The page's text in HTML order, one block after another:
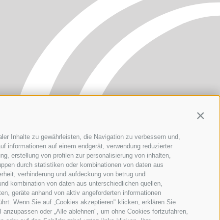
Inhalte zu gewährleisten, die Navigation zu verbessern und,
informationen auf einem endgerät, verwendung reduzierter
erstellung von profilen zur personalisierung von inhalten,
durch statistiken oder kombinationen von daten aus
verhinderung und aufdeckung von betrug und
kombination von daten aus unterschiedlichen quellen,
geräte anhand von aktiv angeforderten informationen
Wenn Sie auf „Cookies akzeptieren" klicken, erklären Sie
oder „Alle ablehnen", um ohne Cookies fortzufahren,